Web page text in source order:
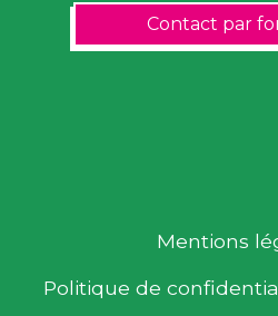
Contact par
Mentions
Politique de